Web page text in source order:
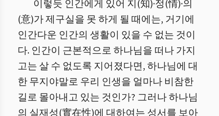
이렇듯 인간에게 있어 지(知)·정(情)·의
(意)가 제구실을 못 하게 될 때에는, 거기에
인간다운 인간의 생활이 있을 수 없는 것이
다. 인간이 근본적으로 하나님을 떠나 가지
고는 살 수 없도록 지어졌다면, 하나님에 대
한 무지야말로 우리 인생을 얼마나 비참한
길로 몰아내고 있는 것인가? 그러나 하나님
의 실재성(實在性)에 대하여는 성서를 보아